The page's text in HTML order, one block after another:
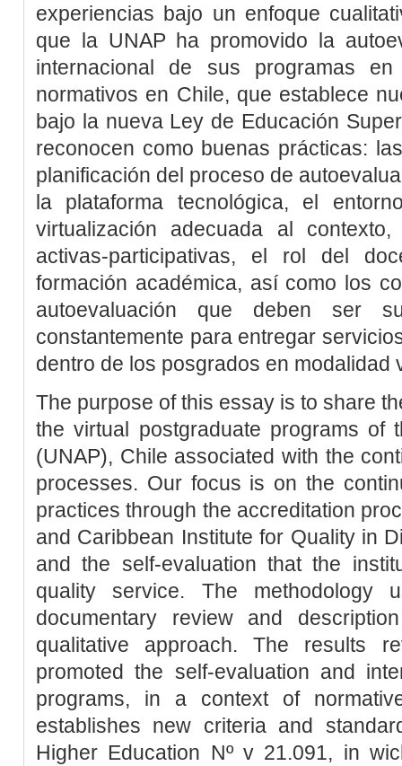
experiencias bajo un enfoque
que la UNAP ha promovido la
internacional de sus programas
normativos en Chile, que establece
bajo la nueva Ley de Educación
reconocen como buenas prácticas:
planificación del proceso de
la plataforma tecnológica, el
virtualización adecuada al
activas-participativas, el rol del
formación académica, así como los
autoevaluación que deben ser
constantemente para entregar
dentro de los posgrados en modalidad
The purpose of this essay is to share
the virtual postgraduate programs of
(UNAP), Chile associated with the
processes. Our focus is on the
practices through the accreditation
and Caribbean Institute for Quality in
and the self-evaluation that the
quality service. The
documentary review and
qualitative approach. The results
promoted the self-evaluation and
programs, in a context of
establishes new criteria and
Higher Education Nº v 21.091, in